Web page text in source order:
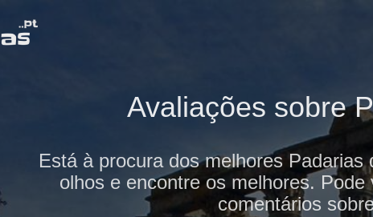
Avaliações sobre
Está à procura dos melhores
olhos e encontre os melhores.
comentários